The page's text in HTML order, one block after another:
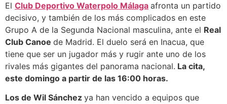
El Club Deportivo Waterpolo Málaga afronta un partido
decisivo, y también de los más complicados en este
Grupo A de la Segunda Nacional masculina, ante el Real
Club Canoe de Madrid. El duelo será en Inacua, que
tiene que ser un jugador más y rugir ante uno de los
rivales más gigantes del panorama nacional. La cita,
este domingo a partir de las 16:00 horas.
Los de Wil Sánchez ya han vencido a equipos que